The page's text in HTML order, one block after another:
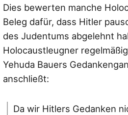
Dies bewerten manche
Beleg dafür, dass Hitler
des Judentums abgelehnt
Holocaustleugner
Yehuda Bauers
anschließt:
Da wir Hitlers Gedanken